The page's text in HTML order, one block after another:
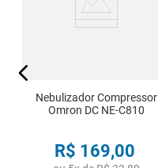
Nebulizador Compressor
Omron DC NE-C810
R$ 169,00